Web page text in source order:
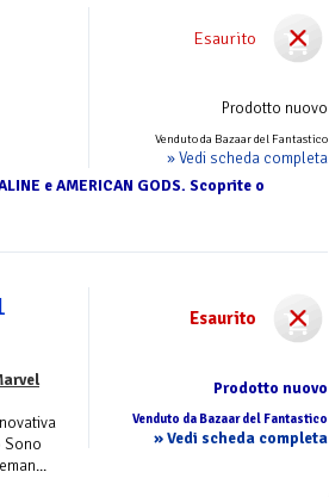
Esaurito
Prodotto nuovo
Venduto da Bazaar del Fantastico
» Vedi scheda completa
e AMERICAN GODS. Scoprite o
Esaurito
Prodotto nuovo
Venduto da Bazaar del Fantastico
» Vedi scheda completa
Sono